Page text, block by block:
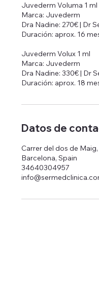
Juvederm Voluma 1 ml
Marca: Juvederm
Dra Nadine: 270€ | Dr
Duración: aprox. 16
Juvederm Volux 1 ml
Marca: Juvederm
Dra Nadine: 330€ | Dr
Duración: aprox. 18
Datos de
Carrer del dos de
Barcelona, Spain
34640304957